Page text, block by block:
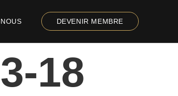
DEVENIR MEMBRE
18